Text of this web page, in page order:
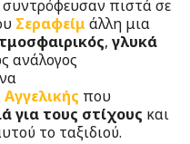
συντρόφευσαν πιστά σε
Σεραφείμ άλλη μια
, γλυκά
ανάλογος
Αγγελικής που
για τους στίχους και
το ταξιδιού.